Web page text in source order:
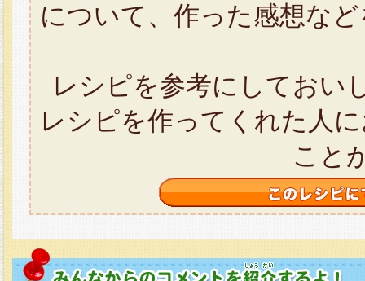
について、作った感想な
レシピを参考にしておい
レシピを作ってくれた人
こと